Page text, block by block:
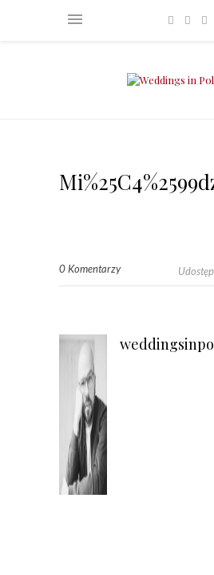
0 Komentarzy